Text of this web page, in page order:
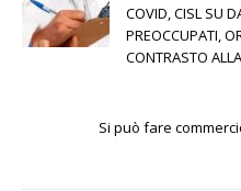
COVID, CISL SU
PREOCCUPATI,
CONTRASTO
Si può fare